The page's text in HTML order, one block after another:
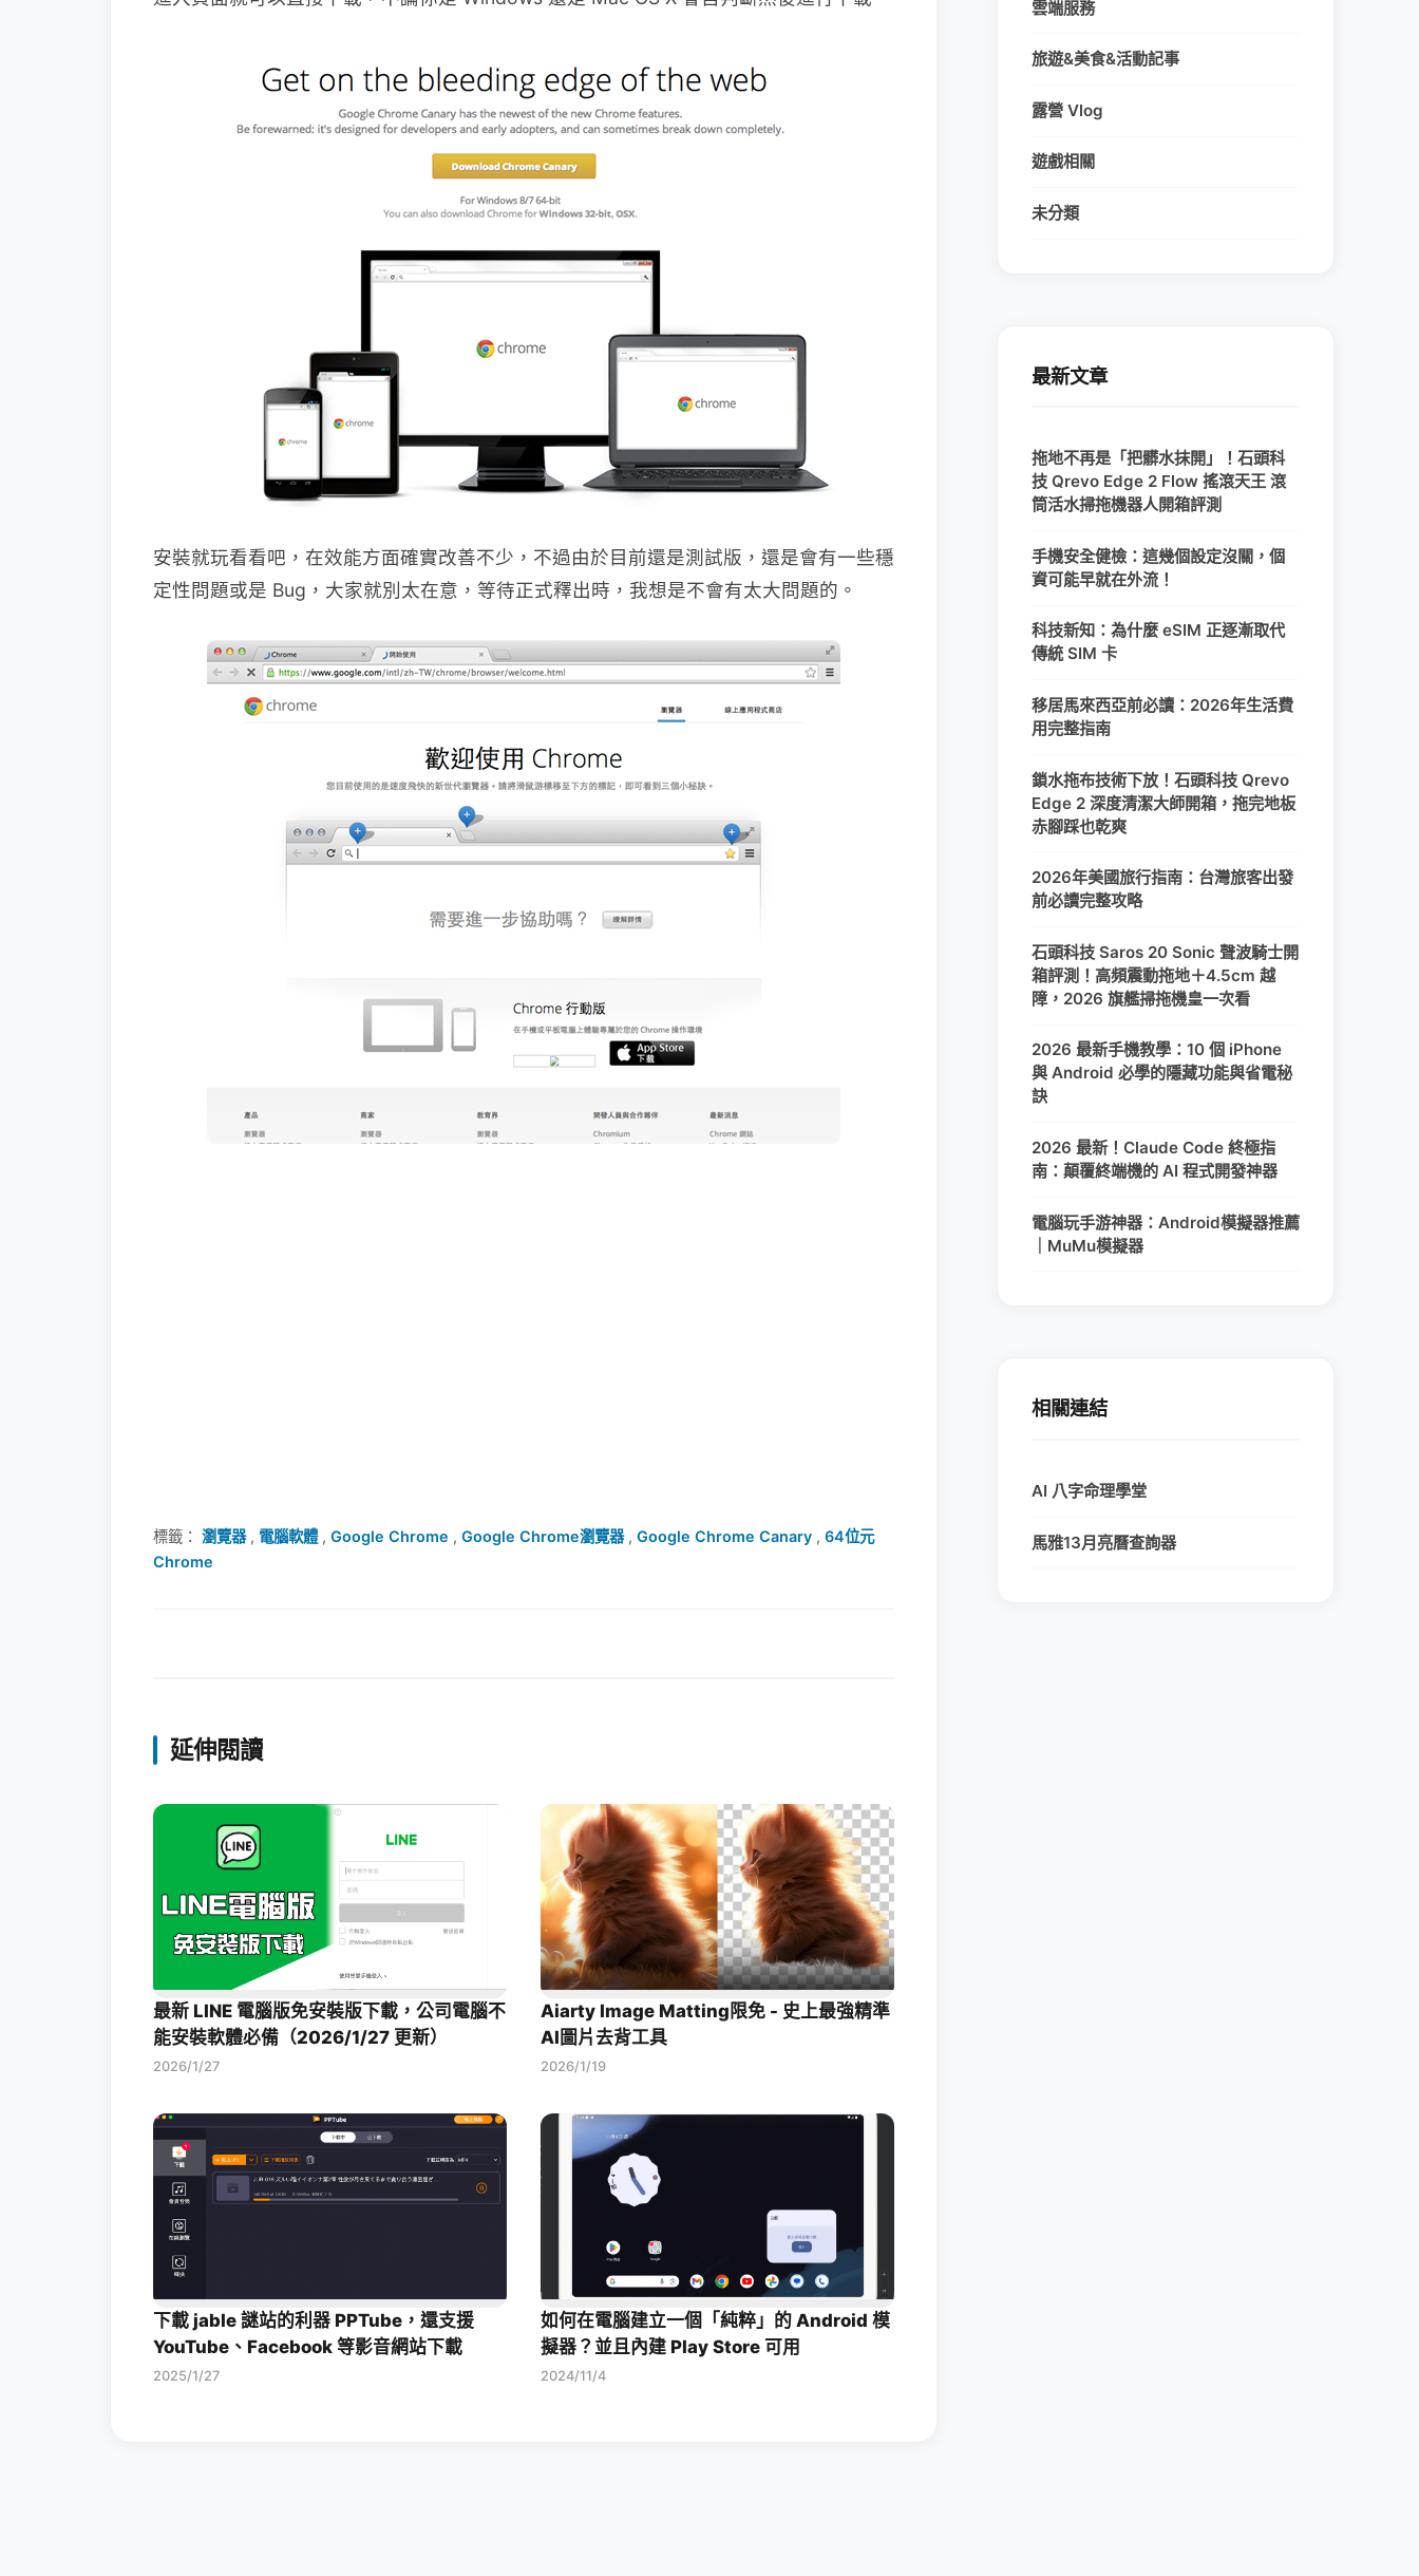
安裝就玩看看吧，在效能方面確實改善不少，不過由於目前還是測試版，還是會有一些穩
定性問題或是 Bug，大家就別太在意，等待正式釋出時，我想是不會有太大問題的。
標籤： 瀏覽器, 電腦軟體, Google Chrome , Google Chrome瀏覽器, Google Chrome Canary , 64位元
Chrome
延伸閱讀
最新 LINE 電腦版免安裝版下載，公司電腦不
能安裝軟體必備（2026/1/27 更新）
2026/1/27
Aiarty Image Matting限免 - 史上最強精準
AI圖片去背工具
2026/1/19
下載 jable 謎站的利器 PPTube，還支援
YouTube、Facebook 等影音網站下載
2025/1/27
如何在電腦建立一個「純粹」的 Android 模
擬器？並且內建 Play Store 可用
2024/11/4
雲端服務
旅遊&美食&活動記事
露營 Vlog
遊戲相關
未分類
最新文章
拖地不再是「把髒水抹開」！石頭科
技 Qrevo Edge 2 Flow 搖滾天王 滾
筒活水掃拖機器人開箱評測
手機安全健檢：這幾個設定沒關，個
資可能早就在外流！
科技新知：為什麼 eSIM 正逐漸取代
傳統 SIM 卡
移居馬來西亞前必讀：2026年生活費
用完整指南
鎖水拖布技術下放！石頭科技 Qrevo
Edge 2 深度清潔大師開箱，拖完地板
赤腳踩也乾爽
2026年美國旅行指南：台灣旅客出發
前必讀完整攻略
石頭科技 Saros 20 Sonic 聲波騎士開
箱評測！高頻震動拖地＋4.5cm 越
障，2026 旗艦掃拖機皇一次看
2026 最新手機教學：10 個 iPhone
與 Android 必學的隱藏功能與省電秘
訣
2026 最新！Claude Code 終極指
南：顛覆終端機的 AI 程式開發神器
電腦玩手游神器：Android模擬器推薦
｜MuMu模擬器
相關連結
AI 八字命理學堂
馬雅13月亮曆查詢器